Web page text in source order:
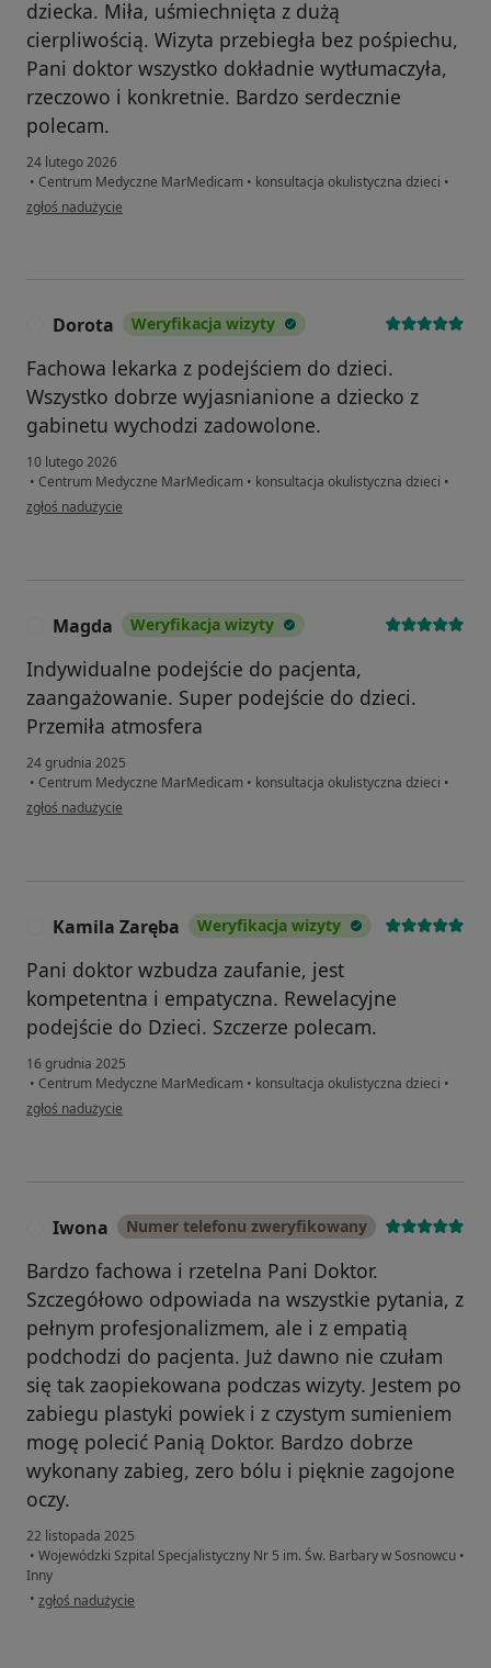
dziecka. Miła, uśmiechnięta z dużą
cierpliwością. Wizyta przebiegła bez pośpiechu,
Pani doktor wszystko dokładnie wytłumaczyła,
rzeczowo i konkretnie. Bardzo serdecznie
polecam.
24 lutego 2026
• Centrum Medyczne MarMedicam • konsultacja okulistyczna dzieci •
w opinii użytkownika AS
zgłoś nadużycie
Dorota Weryfikacja wizyty
Fachowa lekarka z podejściem do dzieci.
Wszystko dobrze wyjasnianione a dziecko z
gabinetu wychodzi zadowolone.
10 lutego 2026
• Centrum Medyczne MarMedicam • konsultacja okulistyczna dzieci •
w opinii użytkownika Dorota
zgłoś nadużycie
Magda Weryfikacja wizyty
Indywidualne podejście do pacjenta,
zaangażowanie. Super podejście do dzieci.
Przemiła atmosfera
24 grudnia 2025
• Centrum Medyczne MarMedicam • konsultacja okulistyczna dzieci •
w opinii użytkownika Magda
zgłoś nadużycie
Kamila Zaręba Weryfikacja wizyty
Pani doktor wzbudza zaufanie, jest
kompetentna i empatyczna. Rewelacyjne
podejście do Dzieci. Szczerze polecam.
16 grudnia 2025
• Centrum Medyczne MarMedicam • konsultacja okulistyczna dzieci •
w opinii użytkownika Kamila Zaręba
zgłoś nadużycie
Iwona Numer telefonu zweryfikowany
Bardzo fachowa i rzetelna Pani Doktor.
Szczegółowo odpowiada na wszystkie pytania, z
pełnym profesjonalizmem, ale i z empatią
podchodzi do pacjenta. Już dawno nie czułam
się tak zaopiekowana podczas wizyty. Jestem po
zabiegu plastyki powiek i z czystym sumieniem
mogę polecić Panią Doktor. Bardzo dobrze
wykonany zabieg, zero bólu i pięknie zagojone
oczy.
22 listopada 2025
• Wojewódzki Szpital Specjalistyczny Nr 5 im. Św. Barbary w Sosnowcu •
Inny
• w opinii użytkownika Iwona
zgłoś nadużycie